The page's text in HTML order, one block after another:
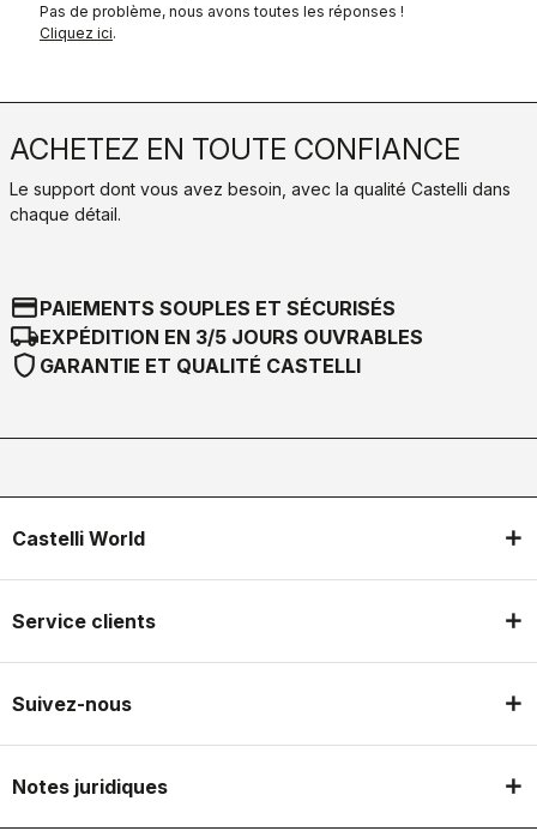
Pas de problème, nous avons toutes les réponses !
Cliquez ici.
ACHETEZ EN TOUTE CONFIANCE
Le support dont vous avez besoin, avec la qualité Castelli dans
chaque détail.
credit_cardPAIEMENTS SOUPLES ET SÉCURISÉS
local_shippingEXPÉDITION EN 3/5 JOURS OUVRABLES
shield GARANTIE ET QUALITÉ CASTELLI
Castelli World
Service clients
Suivez-nous
Notes juridiques